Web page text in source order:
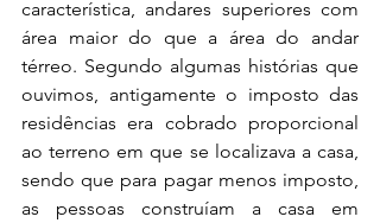
característica, andares superiores com
área maior do que a área do andar
térreo. Segundo algumas histórias que
ouvimos, antigamente o imposto das
residências era cobrado proporcional
ao terreno em que se localizava a casa,
sendo que para pagar menos imposto,
as pessoas construíam a casa em